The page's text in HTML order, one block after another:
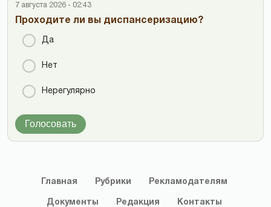
7 августа 2026 - 02:43
Проходите ли вы диспансеризацию?
Да
Нет
Нерегулярно
Голосовать
Главная Рубрики Рекламодателям
Документы Редакция Контакты